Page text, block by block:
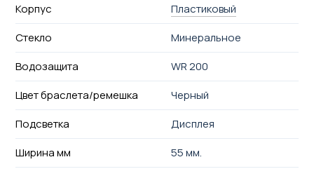
Корпус
Пластиковый
Стекло
Минеральное
Водозащита
WR 200
Цвет браслета/ремешка
Черный
Подсветка
Дисплея
Ширина мм
55 мм.